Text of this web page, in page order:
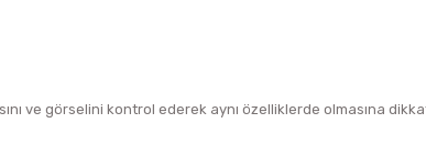
ve görselini kontrol ederek aynı özelliklerde olmasına